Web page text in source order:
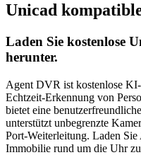
Unicad
Laden Sie kostenlose
herunter.
Agent DVR ist kostenlose
Echtzeit-Erkennung von
bietet eine
unterstützt unbegrenzte
Port-Weiterleitung. Laden
Immobilie rund um die Uhr